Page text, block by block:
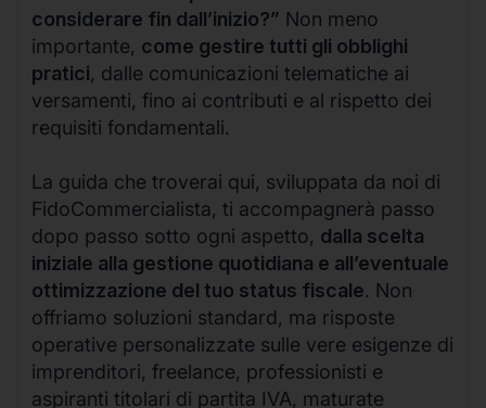
considerare fin dall’inizio?” Non meno
importante, come gestire tutti gli obblighi
pratici, dalle comunicazioni telematiche ai
versamenti, fino ai contributi e al rispetto dei
requisiti fondamentali.
La guida che troverai qui, sviluppata da noi di
FidoCommercialista, ti accompagnerà passo
dopo passo sotto ogni aspetto, dalla scelta
iniziale alla gestione quotidiana e all’eventuale
ottimizzazione del tuo status fiscale. Non
offriamo soluzioni standard, ma risposte
operative personalizzate sulle vere esigenze di
imprenditori, freelance, professionisti e
aspiranti titolari di partita IVA, maturate